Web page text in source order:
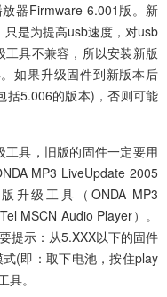
器Firmware 6.001版。新
是为提高usb速度，对usb
具不兼容，所以安装新版
如果升级固件到新版本后
括5.006的版本)，否则可能
具，旧版的固件一定要用
MP3 LiveUpdate 2005
升级工具（ONDA MP3
MSCN Audio Player）。
提示：从5.XXX以下的固件
(即：取下电池，按住play
。